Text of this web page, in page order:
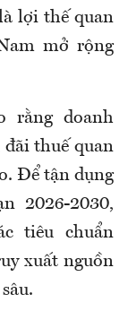
lợi thế quan
mở rộng
rằng doanh
thuế quan
Để tận dụng
2026-2030,
tiêu chuẩn
xuất nguồn